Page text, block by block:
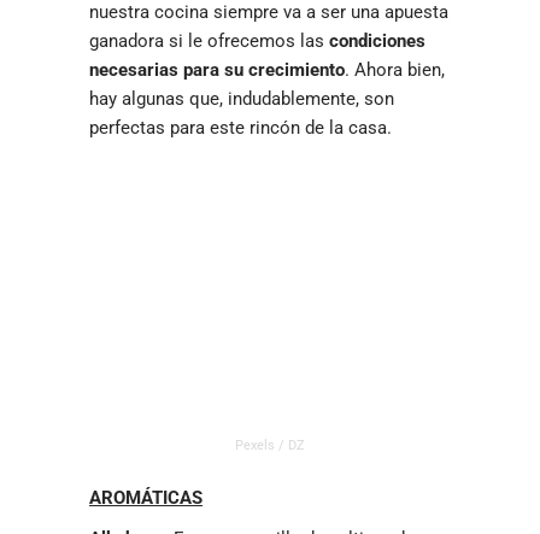
nuestra cocina siempre va a ser una apuesta
ganadora si le ofrecemos las condiciones
necesarias para su crecimiento. Ahora bien,
hay algunas que, indudablemente, son
perfectas para este rincón de la casa.
Pexels / DZ
AROMÁTICAS